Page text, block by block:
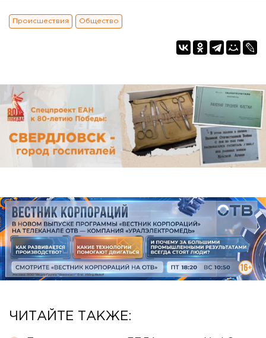
Происшествия Общество
ЧИТАЙТЕ ТАКЖЕ: